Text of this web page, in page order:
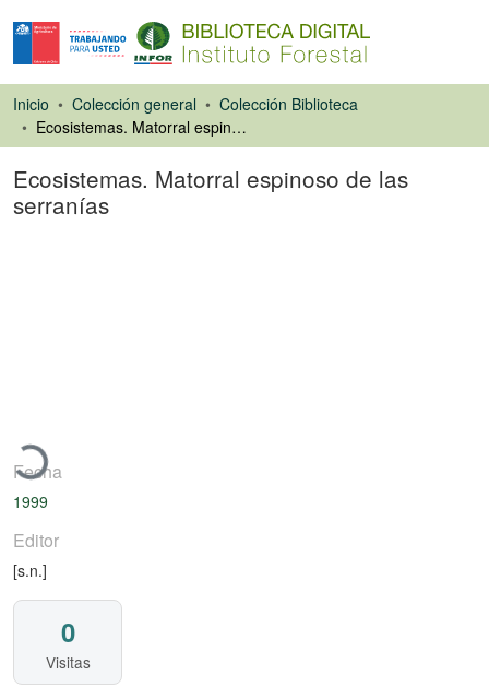
Inicio Colección general
Colección Biblioteca
Ecosistemas. Matorral espinoso de las serranías
Ecosistemas. Matorral espinoso de las
serranías
Cargando...
Fecha
1999
Editor
[s.n.]
0
Visitas